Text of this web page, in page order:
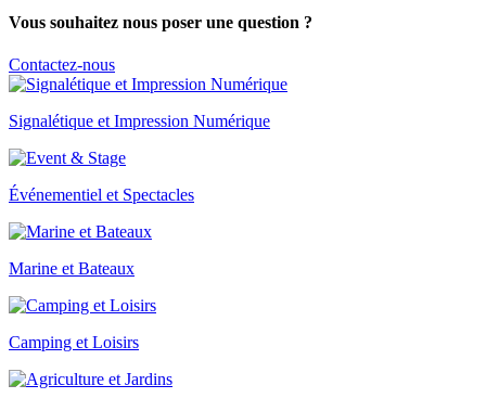
Vous souhaitez nous poser une question ?
Contactez-nous
Signalé­tique et Impression Numérique
Événemen­tiel et Spectacles
Marine et Bateaux
Camping et Loisirs